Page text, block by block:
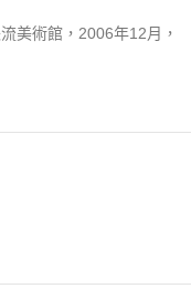
美術館，2006年12月，